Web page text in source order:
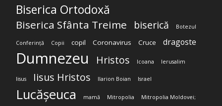
Biserica Ortodoxă
Biserica Sfânta Treime biserică Botezul
Conferință Copii copil Coronavirus Cruce dragoste
Dumnezeu Hristos Icoana Ierusalim
Iisus Iisus Hristos Ilarion Boian Israel
Lucășeuca mamă Mitropolia Mitropolia Moldovei;